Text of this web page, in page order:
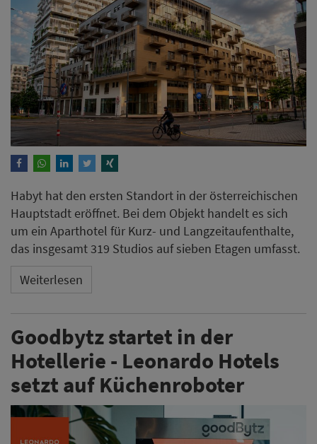
Habyt hat den ersten Standort in der österreichischen
Hauptstadt eröffnet. Bei dem Objekt handelt es sich
um ein Aparthotel für Kurz- und Langzeitaufenthalte,
das insgesamt 319 Studios auf sieben Etagen umfasst.
Weiterlesen
Goodbytz startet in der
Hotellerie - Leonardo Hotels
setzt auf Küchenroboter